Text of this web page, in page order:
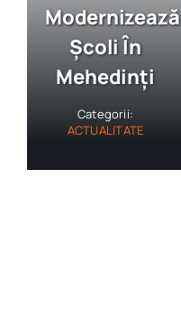
Modernizează
Școli În
Mehedinți
Categorii:
ACTUALITATE